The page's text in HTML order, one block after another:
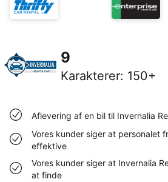
9
Karakterer: 150+
Aflevering af en bil til Invernalia
Vores kunder siger at personalet
effektive
Vores kunder siger at Invernalia
at finde